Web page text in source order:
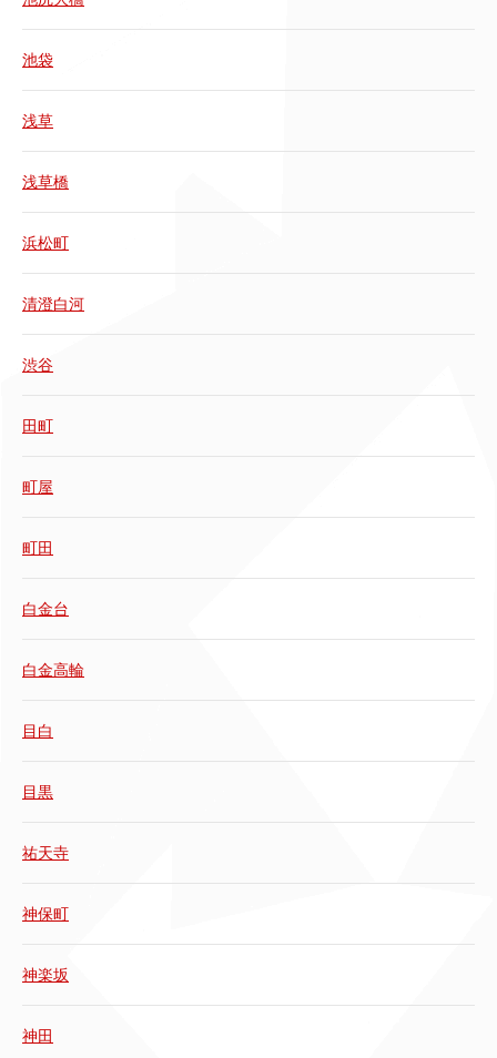
池袋
浅草
浅草橋
浜松町
清澄白河
渋谷
田町
町屋
町田
白金台
白金高輪
目白
目黒
祐天寺
神保町
神楽坂
神田